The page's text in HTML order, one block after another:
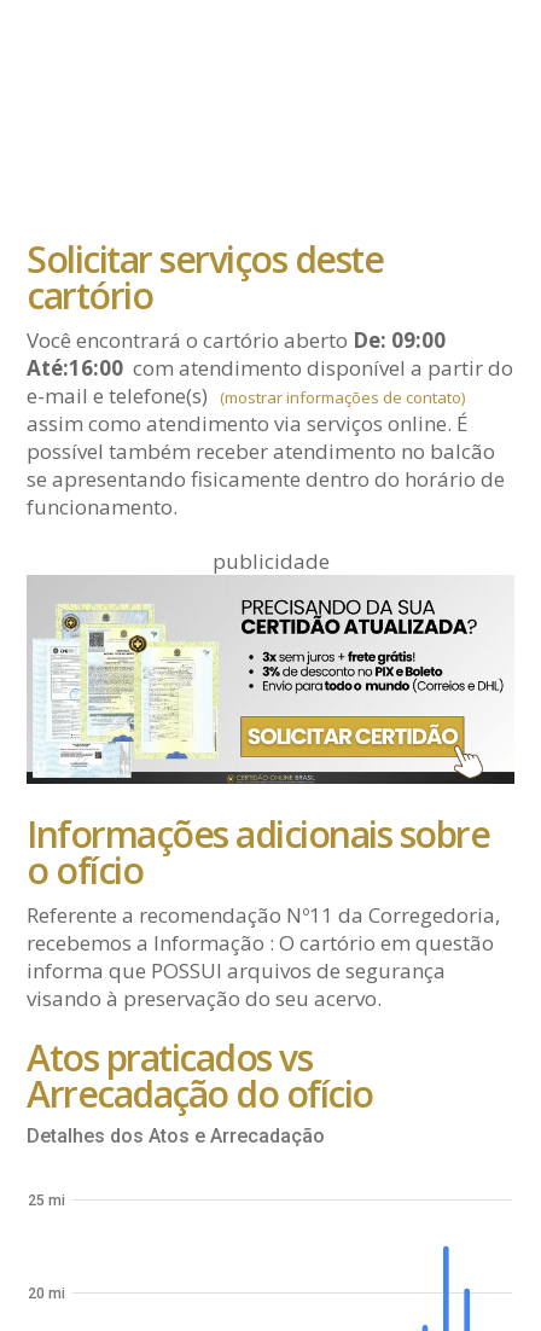
Solicitar serviços deste
cartório
Você encontrará o cartório aberto De: 09:00
Até:16:00 com atendimento disponível a partir do
e-maile telefone(s) (mostrar informações de contato)
assim como atendimento via serviços online. É
possível também receber atendimento no balcão
se apresentando fisicamente dentro do horário de
funcionamento.
publicidade
Informações adicionais sobre
o ofício
Referente a recomendação Nº11 da Corregedoria,
recebemos a Informação : O cartório em questão
informa que POSSUI arquivos de segurança
visando à preservação do seu acervo.
Atos praticados vs
Arrecadação do ofício
Detalhes dos Atos e Arrecadação
20 mi
25 mi